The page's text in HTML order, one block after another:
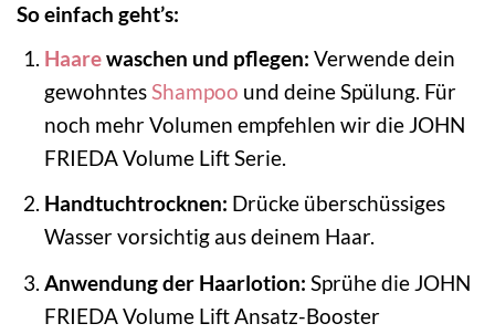
So einfach geht’s:
Haarewaschen und pflegen: Verwende dein
gewohntesShampoo und deine Spülung. Für
noch mehr Volumen empfehlen wir die JOHN
FRIEDA Volume Lift Serie.
Handtuchtrocknen: Drücke überschüssiges
Wasser vorsichtig aus deinem Haar.
Anwendung der Haarlotion: Sprühe die JOHN
FRIEDA Volume Lift Ansatz-Booster